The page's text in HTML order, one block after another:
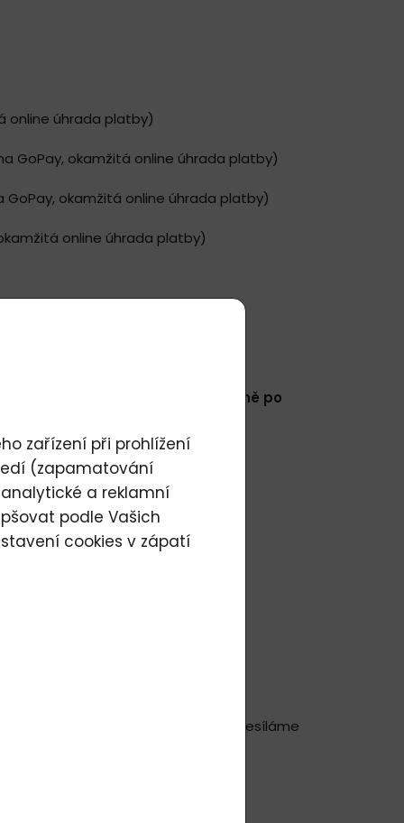
online úhrada platby)
GoPay, okamžitá online úhrada platby)
GoPay, okamžitá online úhrada platby)
online úhrada platby)
která Vám přijde bezprostředně po
/ 2010
1
dny prodloužit, jelikož zásilku odesíláme
zařízení při prohlížení
(zapamatování
a reklamní
podle Vašich
cookies v zápatí